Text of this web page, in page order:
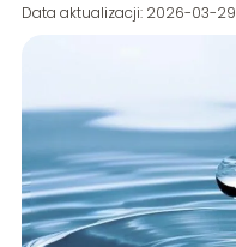
Data aktualizacji: 2026-03-29